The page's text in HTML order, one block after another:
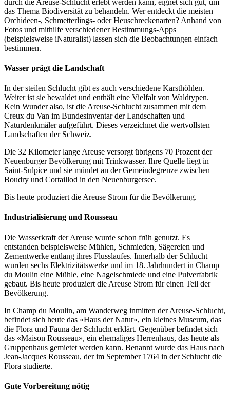
das Thema Biodiversität zu behandeln. Wer entdeckt die meisten
Orchideen-, Schmetterlings- oder Heuschreckenarten? Anhand von
Fotos und mithilfe verschiedener Bestimmungs-Apps
(beispielsweise iNaturalist) lassen sich die Beobachtungen einfach
bestimmen.
Wasser prägt die Landschaft
In der steilen Schlucht gibt es auch verschiedene Karsthöhlen.
Weiter ist sie bewaldet und enthält eine Vielfalt von Waldtypen.
Kein Wunder also, ist die Areuse-Schlucht zusammen mit dem
Creux du Van im Bundesinventar der Landschaften und
Naturdenkmäler aufgeführt. Dieses verzeichnet die wertvollsten
Landschaften der Schweiz.
Die 32 Kilometer lange Areuse versorgt übrigens 70 Prozent der
Neuenburger Bevölkerung mit Trinkwasser. Ihre Quelle liegt in
Saint-Sulpice und sie mündet an der Gemeindegrenze zwischen
Boudry und Cortaillod in den Neuenburgersee.
Bis heute produziert die Areuse Strom für die Bevölkerung.
Industrialisierung und Rousseau
Die Wasserkraft der Areuse wurde schon früh genutzt. Es
entstanden beispielsweise Mühlen, Schmieden, Sägereien und
Zementwerke entlang ihres Flusslaufes. Innerhalb der Schlucht
wurden sechs Elektrizitätswerke und im 18. Jahrhundert in Champ
du Moulin eine Mühle, eine Nagelschmiede und eine Pulverfabrik
gebaut. Bis heute produziert die Areuse Strom für einen Teil der
Bevölkerung.
In Champ du Moulin, am Wanderweg inmitten der Areuse-Schlucht,
befindet sich heute das «Haus der Natur», ein kleines Museum, das
die Flora und Fauna der Schlucht erklärt. Gegenüber befindet sich
das «Maison Rousseau», ein ehemaliges Herrenhaus, das heute als
Gruppenhaus gemietet werden kann. Benannt wurde das Haus nach
Jean-Jacques Rousseau, der im September 1764 in der Schlucht die
Flora studierte.
Gute Vorbereitung nötig